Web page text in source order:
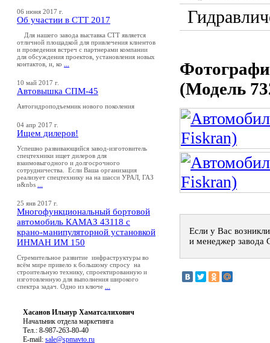
06 июня 2017 г.
Об участии в СТТ 2017
Для нашего завода выставка СТТ является
отличной площадкой для привлечения клиентов
и проведения встреч с партнерами компании
для обсуждения проектов, установления новых
контактов, и, ко
10 май 2017 г.
Автовышка СПМ-45
Автогидроподъемник нового поколения
04 апр 2017 г.
Ищем дилеров!
Успешно развивающийся завод-изготовитель
спецтехники ищет дилеров для
взаимовыгодного и долгосрочного
сотрудничества. Если Ваша организация
реализует спецтехнику на на шасси УРАЛ, ГАЗ
и&nbs
25 янв 2017 г.
Многофункциональный бортовой
автомобиль КАМАЗ 43118 с
крано-манипуляторной установкой
ИНМАН ИМ 150
Стремительное развитие инфраструктуры во
всём мире привело к большому спросу на
строительную технику, спроектированную и
изготовленную для выполнения широкого
спектра задач. Одно из ключе
Хасанов Ильнур Хаматсалихович
Начальник отдела маркетинга
Тел.: 8-987-263-80-40
E-mail: sale@spmavto.ru
(Модель
Если у Вас
и менеджер